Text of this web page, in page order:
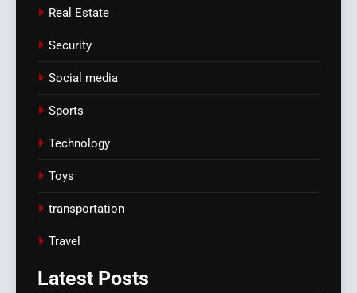
Real Estate
Security
Social media
Sports
Technology
Toys
transportation
Travel
Latest Posts